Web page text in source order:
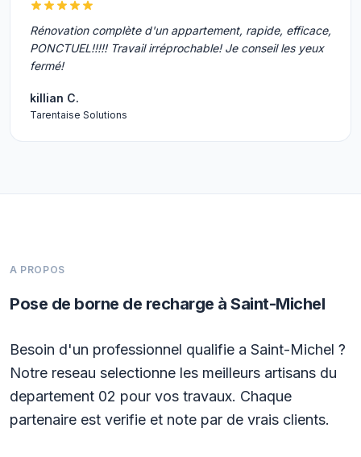
Rénovation complète d'un appartement, rapide, efficace,
PONCTUEL!!!!! Travail irréprochable! Je conseil les yeux
fermé!
killian C.
Tarentaise Solutions
A PROPOS
Pose de borne de recharge à Saint-Michel
Besoin d'un professionnel qualifie a Saint-Michel ?
Notre reseau selectionne les meilleurs artisans du
departement 02 pour vos travaux. Chaque
partenaire est verifie et note par de vrais clients.